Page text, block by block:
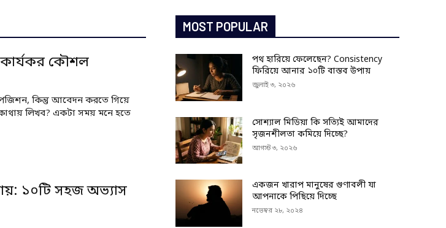
কার্যকর কৌশল
পজিশন, কিন্তু আবেদন করতে গিয়ে
লিখব? একটা সময় মনে হতে
১০টি সহজ অভ্যাস
MOST POPULAR
পথ হারিয়ে ফেলেছেন? Consistency
ফিরিয়ে আনার ১০টি বাস্তব উপায়
জুলাই ৩, ২০২৬
সোশ্যাল মিডিয়া কি সত্যিই আমাদের
সৃজনশীলতা কমিয়ে দিচ্ছে?
আগস্ট ৩, ২০২৬
একজন খারাপ মানুষের গুণাবলী যা
আপনাকে পিছিয়ে দিচ্ছে
নভেম্বর ২৮, ২০২৪